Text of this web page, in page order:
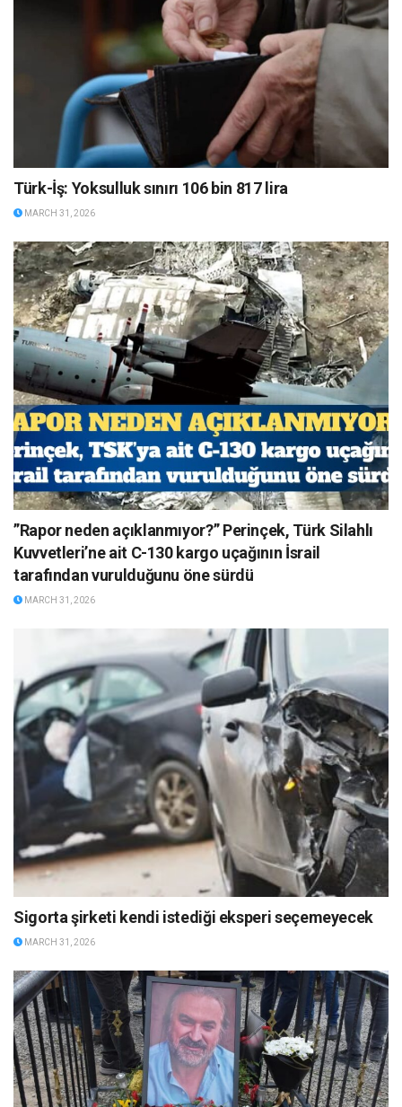
Türk-İş: Yoksulluk sınırı 106 bin 817 lira
MARCH 31, 2026
”Rapor neden açıklanmıyor?” Perinçek, Türk Silahlı
Kuvvetleri’ne ait C-130 kargo uçağının İsrail
tarafından vurulduğunu öne sürdü
MARCH 31, 2026
Sigorta şirketi kendi istediği eksperi seçemeyecek
MARCH 31, 2026